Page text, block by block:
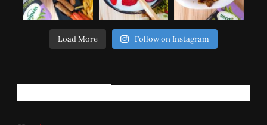
Load More Follow on Instagram